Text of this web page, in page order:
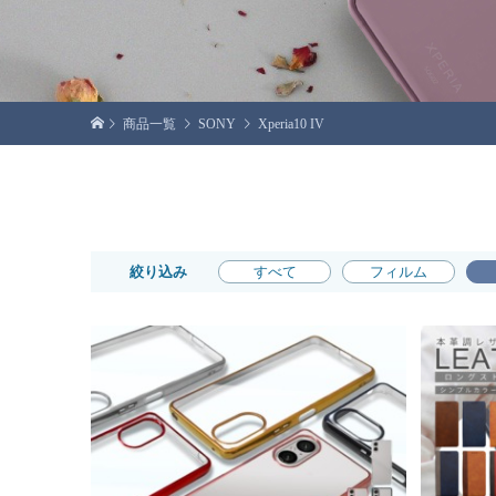
商品一覧 SONY Xperia10 IV
絞り込み すべて フィルム